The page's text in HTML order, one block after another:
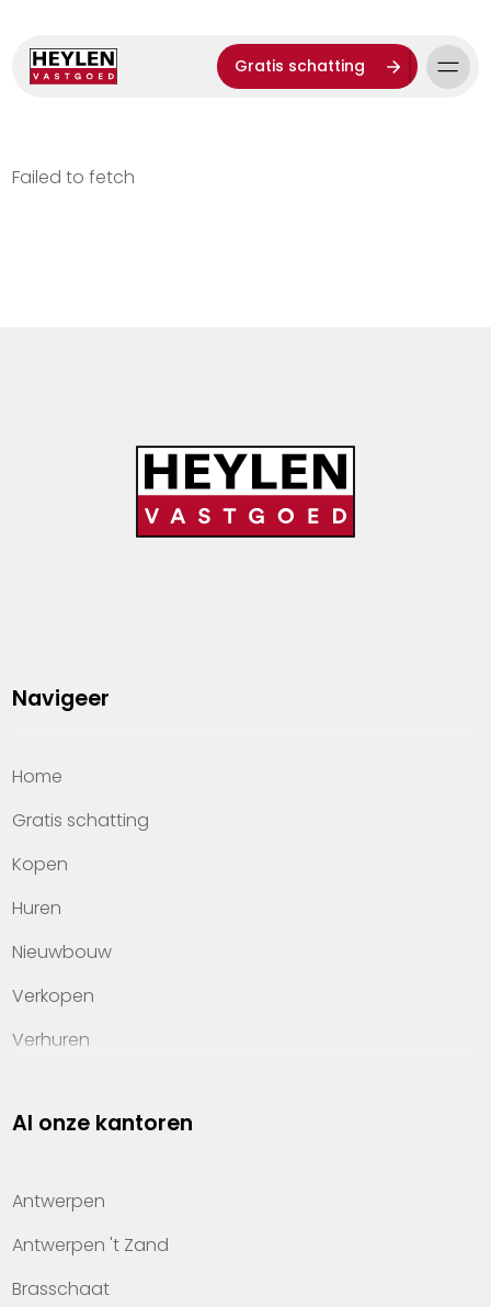
Gratis schatting
Failed to fetch
Navigeer
Home
Gratis schatting
Kopen
Huren
Nieuwbouw
Verkopen
Verhuren
Property management
Kennis van wonen
Kantoren
Al onze kantoren
Antwerpen
Antwerpen 't Zand
Brasschaat